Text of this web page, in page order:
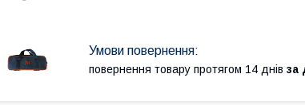
повернення товару протягом 14 днів за